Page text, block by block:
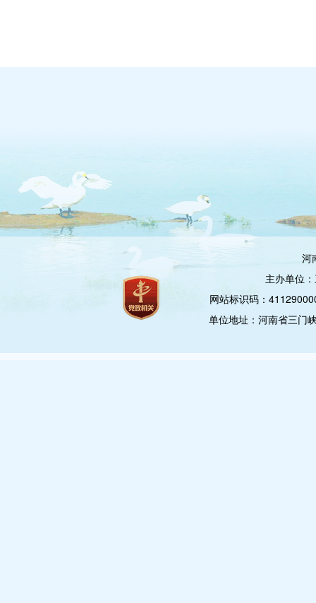
河
主办单位
网站标识码：
单位地址：河南省三